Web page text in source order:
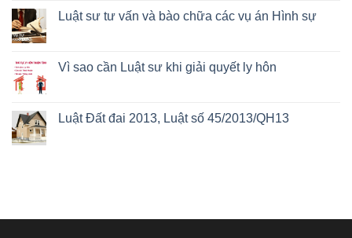
Luật sư tư vấn và bào chữa các vụ án Hình sự
Vì sao cần Luật sư khi giải quyết ly hôn
Luật Đất đai 2013, Luật số 45/2013/QH13